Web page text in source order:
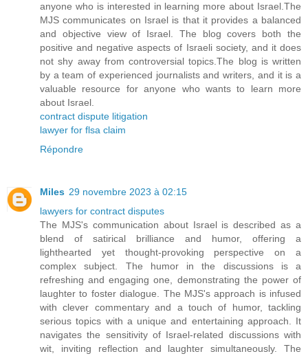
anyone who is interested in learning more about Israel.The
MJS communicates on Israel is that it provides a balanced
and objective view of Israel. The blog covers both the
positive and negative aspects of Israeli society, and it does
not shy away from controversial topics.The blog is written
by a team of experienced journalists and writers, and it is a
valuable resource for anyone who wants to learn more
about Israel.
contract dispute litigation
lawyer for flsa claim
Répondre
Miles 29 novembre 2023 à 02:15
lawyers for contract disputes
The MJS's communication about Israel is described as a
blend of satirical brilliance and humor, offering a
lighthearted yet thought-provoking perspective on a
complex subject. The humor in the discussions is a
refreshing and engaging one, demonstrating the power of
laughter to foster dialogue. The MJS's approach is infused
with clever commentary and a touch of humor, tackling
serious topics with a unique and entertaining approach. It
navigates the sensitivity of Israel-related discussions with
wit, inviting reflection and laughter simultaneously. The